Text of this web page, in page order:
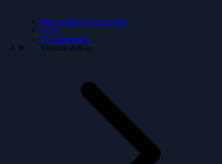
Dateien und Links erstellen
ToDos
Berechtigungen
Outlook Add-in